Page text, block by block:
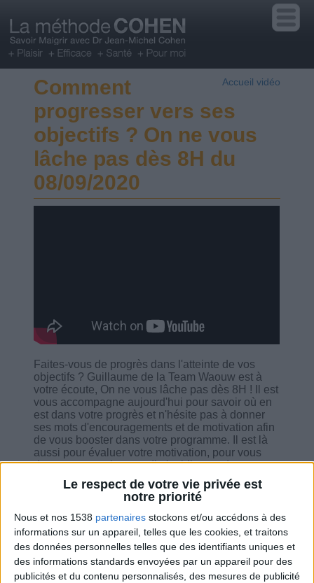
Le respect de votre vie privée est
notre priorité
Nous et nos 1538 partenaires stockons et/ou accédons à des
informations sur un appareil, telles que les cookies, et traitons
des données personnelles telles que des identifiants uniques et
des informations standards envoyées par un appareil pour des
publicités et du contenu personnalisés, des mesures de publicité
Accueil vidéo
Comment
progresser vers ses
objectifs ? On ne vous
lâche pas dès 8H du
08/09/2020
Faites-vous de progrès dans l'atteinte de vos
objectifs ? Guillaume de la Team Waouw est à
votre écoute, On ne vous lâche pas dès 8H ! Il est
vous accompagne aujourd'hui pour savoir où en
est dans votre progrès et n'hésite pas à donner
ses mots d'encouragements et de motivation afin
de vous booster dans votre programme. Il est là
aussi pour évaluer votre motivation, pour vous
donner son assistance. Il n'oublie pas de vous
tenir au courant avec la vidéo de la semaine sur
les différents régimes, de faire un petit rappel sur
les outils la Bulle bien être et le tchat en direct.
Profitez aussi d'un petit partage d'expérience sur
la rencontre des membres, ceux qui y ont
participé. Bien entendu, il explique les sujets :
comment participer au mouvement #stopobesite
et le parrainage.